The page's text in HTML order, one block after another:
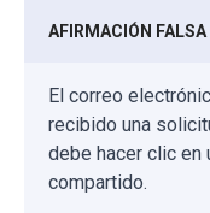
AFIRMACIÓN FALSA
El correo
recibido una
debe hacer clic en
compartido.